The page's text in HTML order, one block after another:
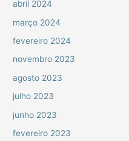
abril 2024
março 2024
fevereiro 2024
novembro 2023
agosto 2023
julho 2023
junho 2023
fevereiro 2023